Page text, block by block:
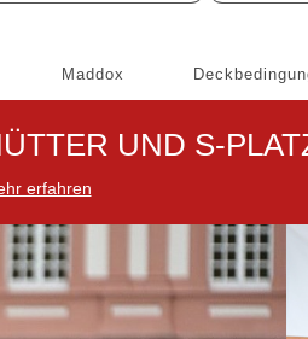
Maddox
UND S-
erfahren